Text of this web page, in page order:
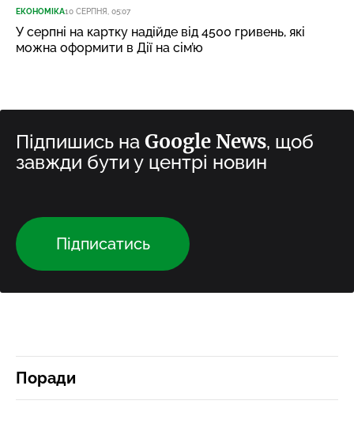
ЕКОНОМІКА10 СЕРПНЯ, 05:07
У серпні на картку надійде від 4500 гривень, які
можна оформити в Дії на сім’ю
Підпишись на Google News, щоб
завжди бути у центрі новин
Підписатись
Поради